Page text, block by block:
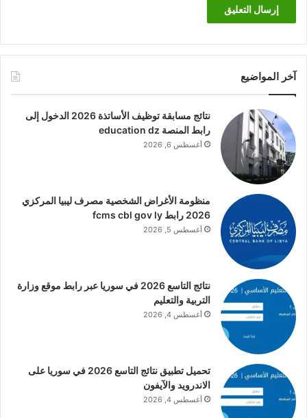
آخر المواضيع
نتائج مسابقة توظيف الأساتذة 2026 الدخول إلى
رابط المنصة education dz
أغسطس 6, 2026
منظومة الأغراض الشخصية مصرف ليبيا المركزي
2026 رابط fcms cbl gov ly
أغسطس 5, 2026
نتائج التاسع 2026 في سوريا عبر رابط موقع وزارة
التربية والتعليم
أغسطس 4, 2026
تحميل تطبيق نتائج التاسع 2026 في سوريا على
الاندرويد والآيفون
أغسطس 4, 2026